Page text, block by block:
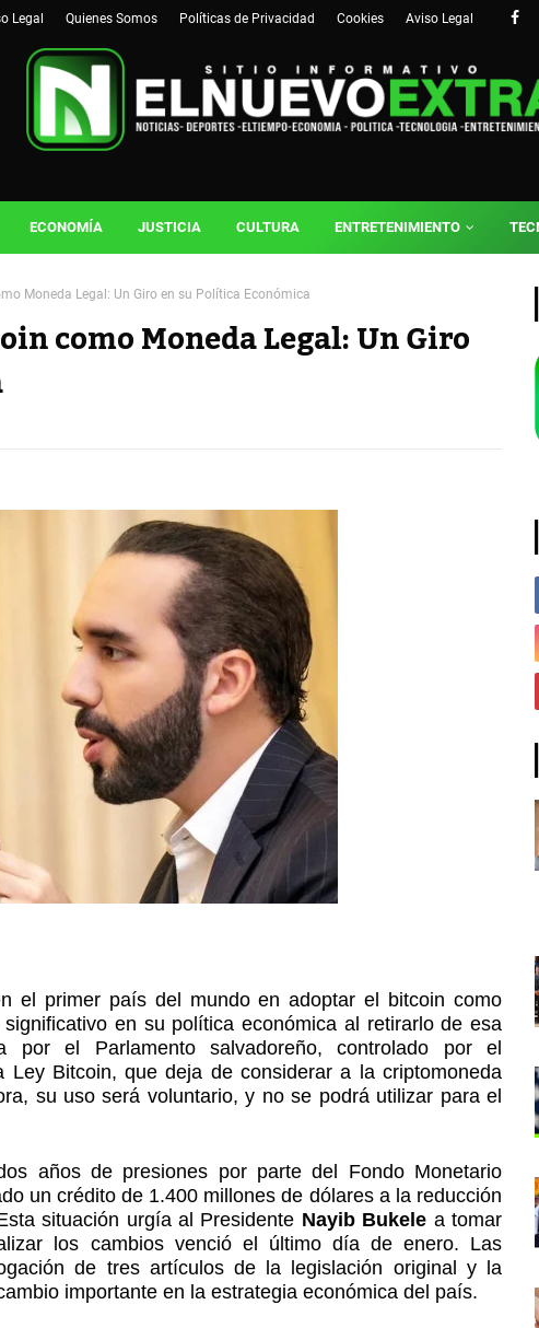
Legal Quienes Somos Políticas de Privacidad Cookies Aviso Legal
ECONOMÍA JUSTICIA CULTURA ENTRETENIMIENTO
Moneda Legal: Un Giro en su Política Económica
como Moneda Legal: Un Giro
el primer país del mundo en adoptar el bitcoin como
en su política económica al retirarlo de esa
por el Parlamento salvadoreño, controlado por el
Bitcoin, que deja de considerar a la criptomoneda
su uso será voluntario, y no se podrá utilizar para el
años de presiones por parte del Fondo Monetario
un crédito de 1.400 millones de dólares a la reducción
situación urgía al Presidente Nayib Bukele a tomar
los cambios venció el último día de enero. Las
de tres artículos de la legislación original y la
importante en la estrategia económica del país.